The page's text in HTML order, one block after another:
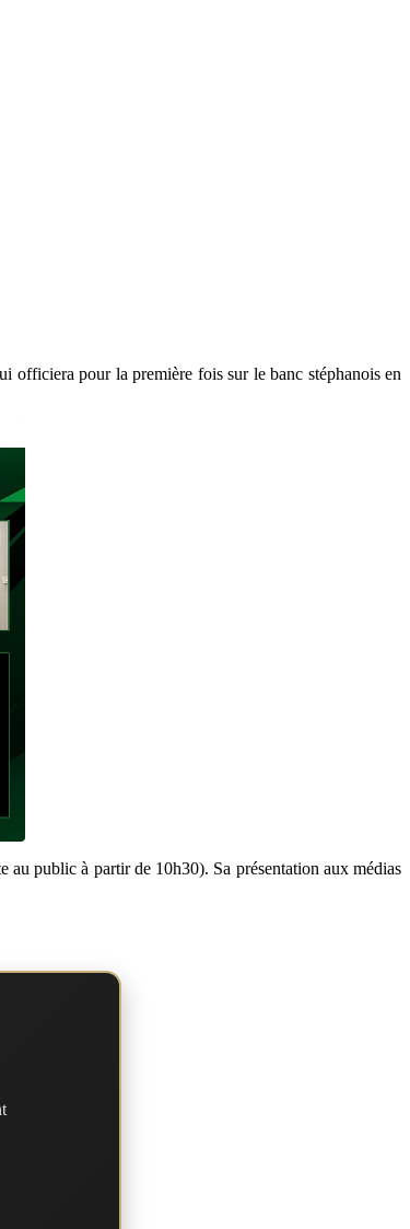
officiera pour la première fois sur le banc stéphanois en
public à partir de 10h30). Sa présentation aux médias